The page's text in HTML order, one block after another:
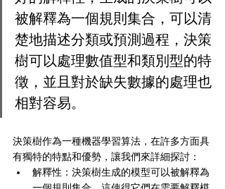
被解釋為一個規則集合，可以清
楚地描述分類或預測過程，決策
樹可以處理數值型和類別型的特
徵，並且對於缺失數據的處理也
相對容易。
決策樹作為一種機器學習算法，在許多方面具
有獨特的特點和優勢，讓我們來詳細探討：
解釋性：決策樹生成的模型可以被解釋為